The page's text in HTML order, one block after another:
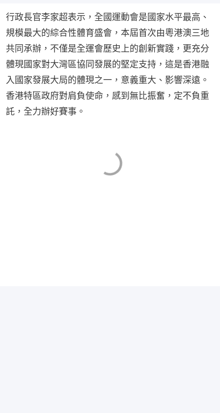
行政長官李家超表示，全國運動會是國家水平最高、
規模最大的綜合性體育盛會，本屆首次由粵港澳三地
共同承辦，不僅是全運會歷史上的創新實踐，更充分
體現國家對大灣區協同發展的堅定支持，這是香港融
入國家發展大局的體現之一，意義重大、影響深遠。
香港特區政府對肩負使命，感到無比振奮，定不負重
託，全力辦好賽事。